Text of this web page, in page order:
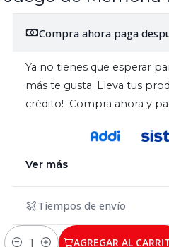
Compra ahora paga
Ya no tienes que esperar
más te gusta. Lleva tus
crédito! Compra ahora y
Ver más
Tiempos de envío
AGREGAR AL